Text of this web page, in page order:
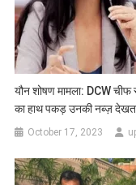
यौन शोषण मामला: DCW चीफ
का हाथ पकड़ उनकी नब्ज़
October 17, 2023